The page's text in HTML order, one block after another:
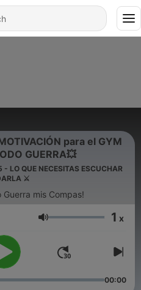
para el GYM
GUERRA💥
- LO QUE NECESITAS ESCUCHAR
⚔️
mis Compas!
Głośność 1 x
00:00